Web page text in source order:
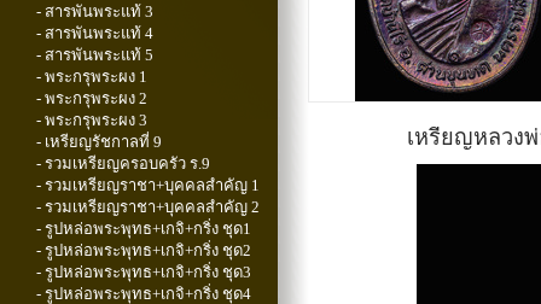
- สารพันพระแท้ 3
- สารพันพระแท้ 4
- สารพันพระแท้ 5
- พระกรุพระผง 1
- พระกรุพระผง 2
- พระกรุพระผง 3
- เหรียญรัชกาลที่ 9
- รวมเหรียญครอบครัว ร.9
- รวมเหรียญราชา+บุคคลสำคัญ 1
- รวมเหรียญราชา+บุคคลสำคัญ 2
- รูปหล่อพระพุทธ+เกจิ+กริ่ง ชุด1
- รูปหล่อพระพุทธ+เกจิ+กริ่ง ชุด2
- รูปหล่อพระพุทธ+เกจิ+กริ่ง ชุด3
- รูปหล่อพระพุทธ+เกจิ+กริ่ง ชุด4
เหรียญหลวง